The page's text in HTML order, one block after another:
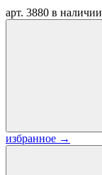
арт. 3880 в наличии
избранное →